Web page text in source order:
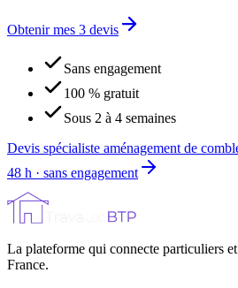
Obtenir mes 3 devis
Sans engagement
100 % gratuit
Sous 2 à 4 semaines
Devis spécialiste aménagement de
48 h · sans engagement
La plateforme qui connecte particuliers
France.